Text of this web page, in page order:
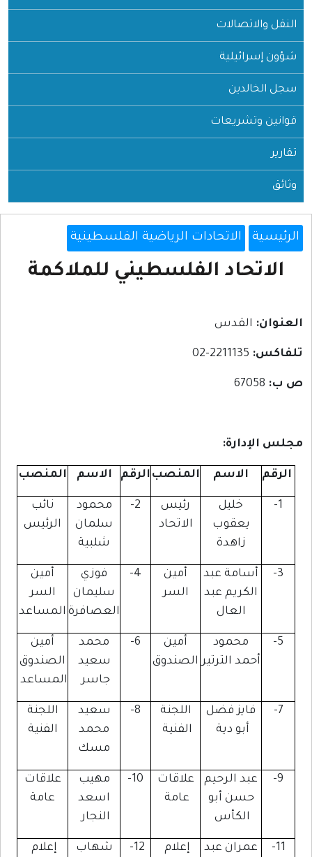
النقل والاتصالات
شؤون إسرائيلية
سجل الخالدين
قوانين وتشريعات
تقارير
وثائق
الرئيسية الاتحادات الرياضية الفلسطينية
الاتحاد الفلسطيني للملاكمة
العنوان: القدس
تلفاكس:
ص ب:
مجلس الإدارة:
الرقم الاسم المنصب الرقم الاسم المنصب
1-
خليل
يعقوب
زاهدة
رئيس
الاتحاد
2-
محمود
سلمان
شلبية
نائب
الرئيس
3-
أسامة عبد
الكريم عبد
العال
أمين
السر
4-
فوزي
سليمان
العصافرة
أمين
السر
المساعد
5-
محمود
أحمد الترتير
أمين
الصندوق
6-
محمد
سعيد
جاسر
أمين
الصندوق
المساعد
7-
فايز فضل
أبو دية
اللجنة
الفنية
8-
سعيد
محمد
مسك
اللجنة
الفنية
9-
عبد الرحيم
حسن أبو
الكأس
علاقات
عامة
10-
مهيب
اسعد
النجار
علاقات
عامة
11- عمران عبد إعلام 12- شهاب إعلام